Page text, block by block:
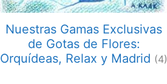
Nuestras Gamas Exclusivas
de Gotas de Flores:
Orquídeas, Relax y Madrid (4)